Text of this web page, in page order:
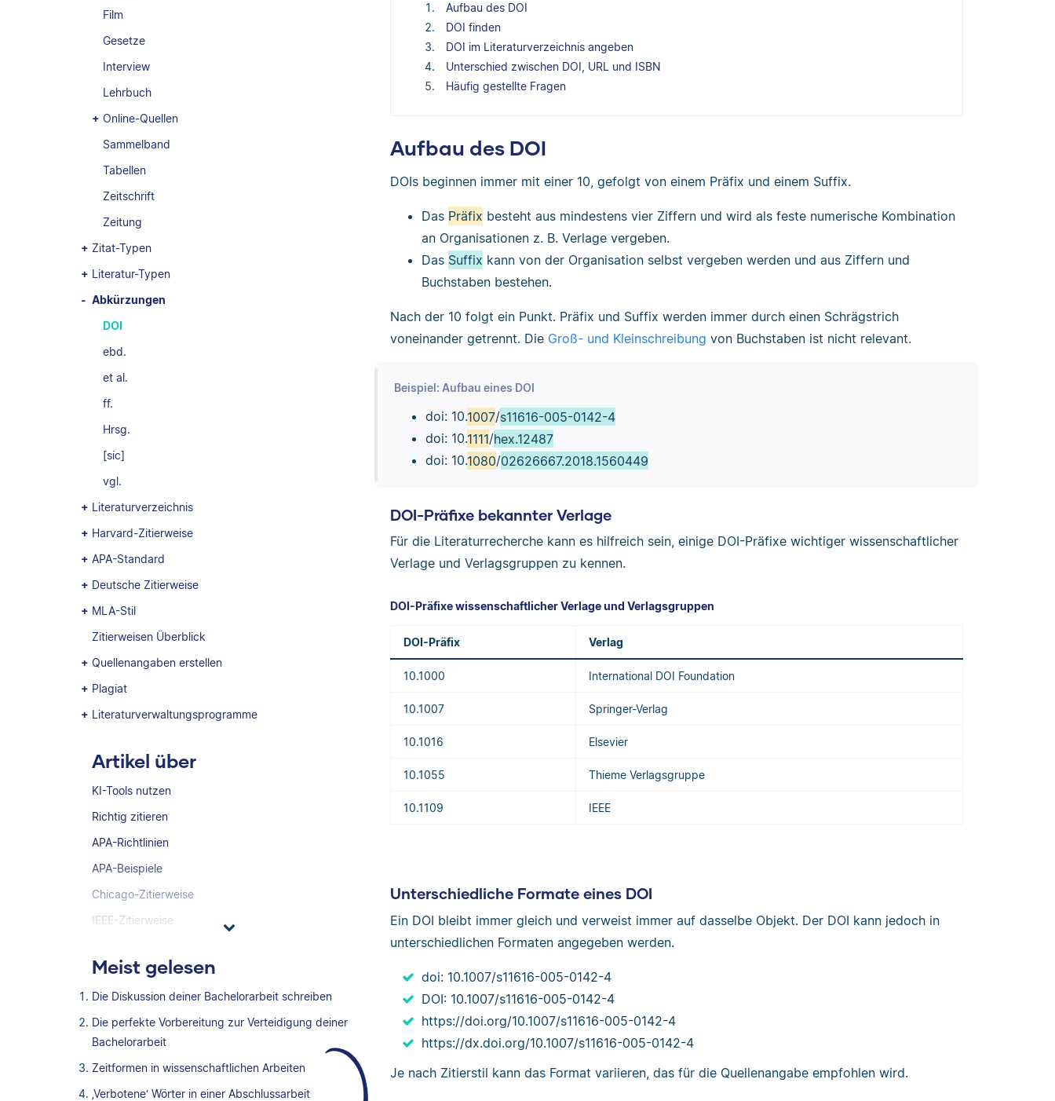
Film
Gesetze
Interview
Lehrbuch
Online-Quellen
Sammelband
Tabellen
Zeitschrift
Zeitung
Zitat-Typen
Literatur-Typen
Abkürzungen
DOI
ebd.
et al.
ff.
Hrsg.
[sic]
vgl.
Literaturverzeichnis
Harvard-Zitierweise
APA-Standard
Deutsche Zitierweise
MLA-Stil
Zitierweisen Überblick
Quellenangaben erstellen
Plagiat
Literaturverwaltungsprogramme
Artikel über
KI-Tools nutzen
Richtig zitieren
APA-Richtlinien
APA-Beispiele
Chicago-Zitierweise
IEEE-Zitierweise
Meist gelesen
Die Diskussion deiner Bachelorarbeit schreiben
Die perfekte Vorbereitung zur Verteidigung deiner
Bachelorarbeit
Zeitformen in wissenschaftlichen Arbeiten
‚Verbotene‘ Wörter in einer Abschlussarbeit
Aufbau des DOI
DOI finden
DOI im Literaturverzeichnis angeben
Unterschied zwischen DOI, URL und ISBN
Häufig gestellte Fragen
Aufbau des DOI
DOIs beginnen immer mit einer 10, gefolgt von einem Präfix und einem Suffix.
Das Präfix besteht aus mindestens vier Ziffern und wird als feste numerische Kombination
an Organisationen z. B. Verlage vergeben.
Das Suffix kann von der Organisation selbst vergeben werden und aus Ziffern und
Buchstaben bestehen.
Nach der 10 folgt ein Punkt. Präfix und Suffix werden immer durch einen Schrägstrich
voneinander getrennt. Die Groß- und Kleinschreibung von Buchstaben ist nicht relevant.
Beispiel: Aufbau eines DOI
doi: 10.1007/s11616-005-0142-4
doi: 10.1111/hex.12487
doi: 10.1080/02626667.2018.1560449
DOI-Präfixe bekannter Verlage
Für die Literaturrecherche kann es hilfreich sein, einige DOI-Präfixe wichtiger wissenschaftlicher
Verlage und Verlagsgruppen zu kennen.
DOI-Präfixe wissenschaftlicher Verlage und Verlagsgruppen
DOI-Präfix Verlag
10.1000 International DOI Foundation
10.1007 Springer-Verlag
10.1016 Elsevier
10.1055 Thieme Verlagsgruppe
10.1109 IEEE
Unterschiedliche Formate eines DOI
Ein DOI bleibt immer gleich und verweist immer auf dasselbe Objekt. Der DOI kann jedoch in
unterschiedlichen Formaten angegeben werden.
doi: 10.1007/s11616-005-0142-4
DOI: 10.1007/s11616-005-0142-4
https://doi.org/10.1007/s11616-005-0142-4
https://dx.doi.org/10.1007/s11616-005-0142-4
Je nach Zitierstil kann das Format variieren, das für die Quellenangabe empfohlen wird.